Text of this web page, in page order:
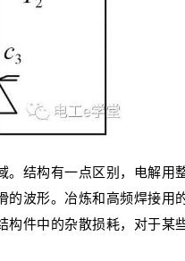
。结构有一点区别，电解用
的波形。冶炼和高频焊接用
构件中的杂散损耗，对于某